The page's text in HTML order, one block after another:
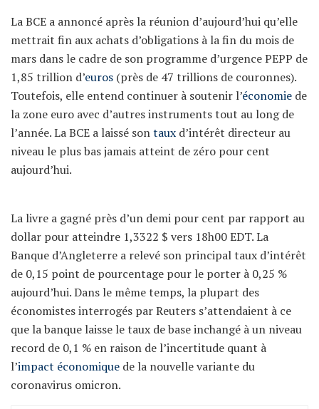
La BCE a annoncé après la réunion d’aujourd’hui qu’elle
mettrait fin aux achats d’obligations à la fin du mois de
mars dans le cadre de son programme d’urgence PEPP de
1,85 trillion d’euros (près de 47 trillions de couronnes).
Toutefois, elle entend continuer à soutenir l’économie de
la zone euro avec d’autres instruments tout au long de
l’année. La BCE a laissé sontaux d’intérêt directeur au
niveau le plus bas jamais atteint de zéro pour cent
aujourd’hui.
La livre a gagné près d’un demi pour cent par rapport au
dollar pour atteindre 1,3322 $ vers 18h00 EDT. La
Banque d’Angleterre a relevé son principal taux d’intérêt
de 0,15 point de pourcentage pour le porter à 0,25 %
aujourd’hui. Dans le même temps, la plupart des
économistes interrogés par Reuters s’attendaient à ce
que la banque laisse le taux de base inchangé à un niveau
record de 0,1 % en raison de l’incertitude quant à
l’impact économique de la nouvelle variante du
coronavirus omicron.